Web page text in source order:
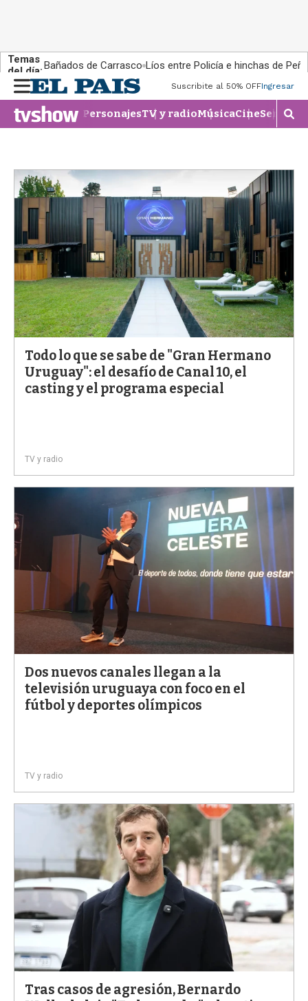
Temas
del día:Bañados de Carrasco Líos entre Policía e hinchas de
M
e
n
u
Suscribite al 50% OFFIngresar
PersonajesTV y radioMúsicaCineSeries
M
o
r
r
�
s
e
d
a
Todo lo que se sabe de "Gran Hermano
Uruguay": el desafío de Canal 10, el
casting y el programa especial
TV y radio
Dos nuevos canales llegan a la
televisión uruguaya con foco en el
fútbol y deportes olímpicos
TV y radio
Tras casos de agresión, Bernardo